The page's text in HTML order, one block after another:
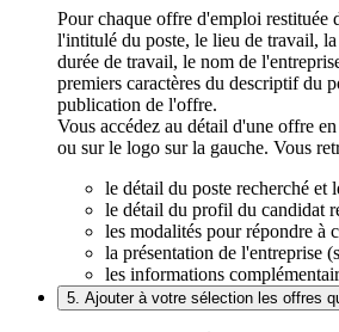
Pour chaque offre d'emploi restituée
l'intitulé du poste, le lieu de travail,
durée de travail, le nom de
premiers caractères du descriptif du
publication de l'offre.
Vous accédez au détail d'une offre
ou sur le logo sur la gauche. Vous
le détail du poste recherché et
le détail du profil du candidat
les modalités pour répondre à
la présentation de l'entreprise
les informations
5. Ajouter à votre sélection les offres